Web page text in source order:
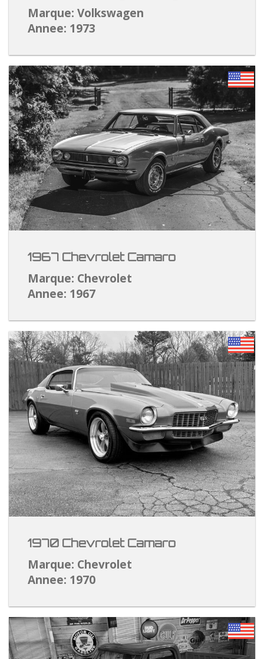
Marque: Volkswagen
Annee: 1973
1967 Chevrolet Camaro
Marque: Chevrolet
Annee: 1967
1970 Chevrolet Camaro
Marque: Chevrolet
Annee: 1970